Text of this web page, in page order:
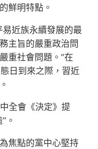
鮮明特點。
近族永續發展的最
主旨的嚴重政治問
重社會問題。”在
日到來之際，習近
全會《決定》提
。
焦點的黨中心堅持